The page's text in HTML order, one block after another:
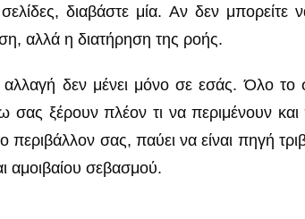
διαβάστε μία. Αν δεν μπορείτε
αλλά η διατήρηση της ροής.
δεν μένει μόνο σε εσάς. Όλο
σας ξέρουν πλέον τι να περιμένουν
σας, παύει να είναι πηγή
αμοιβαίου σεβασμού.